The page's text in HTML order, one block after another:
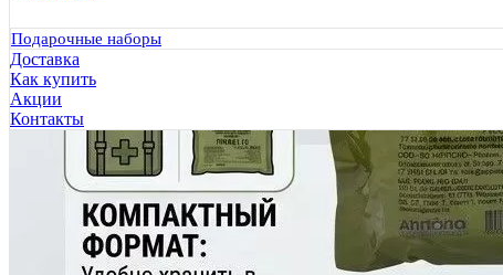
Подарочные наборы
Доставка
Как купить
Акции
Контакты